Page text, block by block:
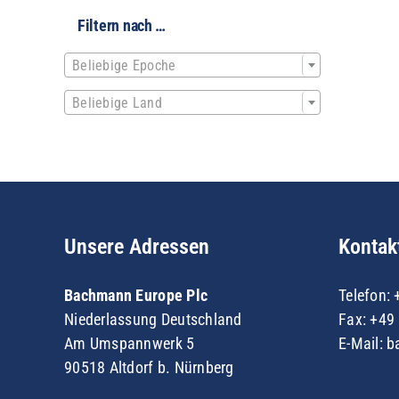
Filtern nach …
Beliebige Epoche
Beliebige Land
Unsere Adressen
Bachmann Europe Plc
Niederlassung Deutschland
Am Umspannwerk 5
90518 Altdorf b. Nürnberg
Telefon:
Fax:
E-Mail: